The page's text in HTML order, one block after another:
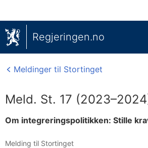
Regjeringen.no
Meldinger til Stortinget
Meld. St. 17
Om integreringspolitikken: Stille
Melding til Stortinget